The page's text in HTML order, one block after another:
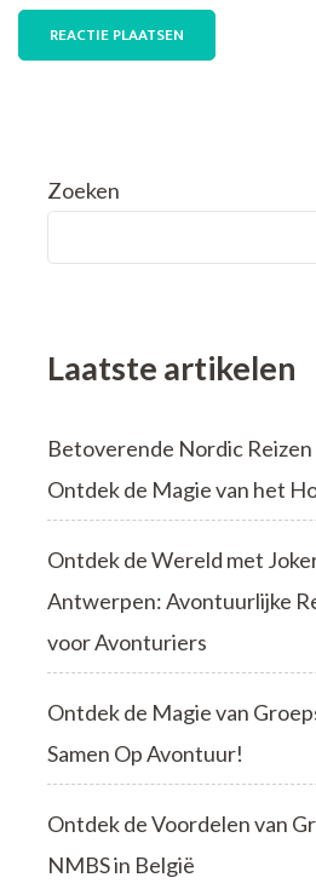
Zoeken
Laatste artikelen
Betoverende Nordic Reizen
Ontdek de Magie van het
Ontdek de Wereld met
Antwerpen: Avontuurlijke
voor Avonturiers
Ontdek de Magie van
Samen Op Avontuur!
Ontdek de Voordelen van
NMBS in België